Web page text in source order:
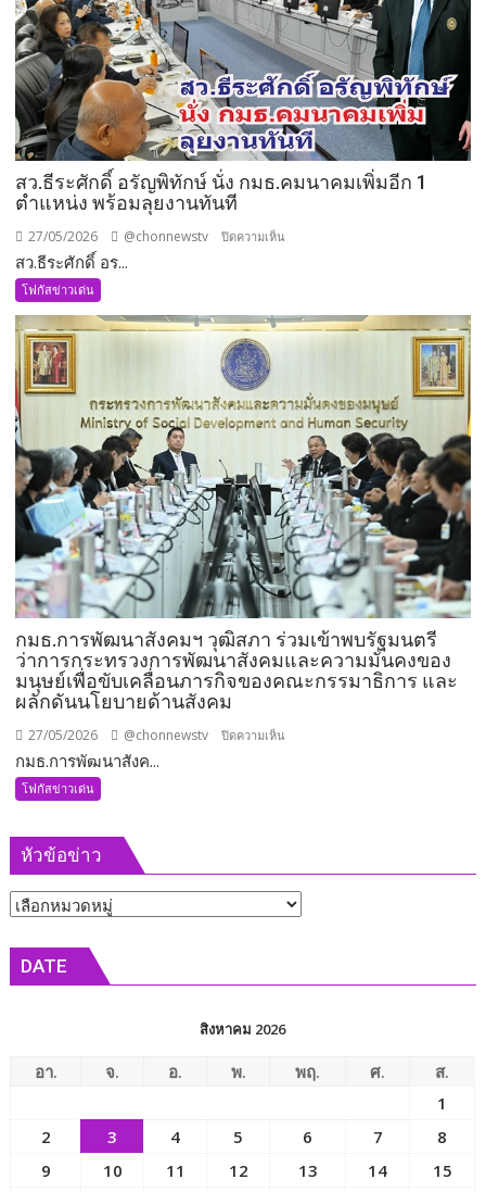
ความ
มั่นคง
แบบ
องค์
รวม
สว.ธีระศักดิ์ อรัญพิทักษ์ นั่ง กมธ.คมนาคมเพิ่มอีก 1
ตำแหน่ง พร้อมลุยงานทันที
27/05/2026 @chonnewstv ปิดความเห็น
อรัญ
กมธ.คมนาคม
เพิ่ม
1
ตำแหน่ง
พร้อม
ลุย
งาน
ทันที
สว.ธีระศักดิ์ อร...
โฟกัสข่าวเด่น
กมธ.การพัฒนาสังคมฯ วุฒิสภา ร่วมเข้าพบรัฐมนตรี
ว่าการกระทรวงการพัฒนาสังคมและความมั่นคงของ
มนุษย์เพื่อขับเคลื่อนภารกิจของคณะกรรมาธิการ และ
ผลักดันนโยบายด้านสังคม
27/05/2026 @chonnewstv ปิดความเห็น
เข้า
พบ
และ
ของ
มนุษย์
กมธ.การพัฒนาสังค...
โฟกัสข่าวเด่น
หัวข้อข่าว
หัวข้อ
DATE
สิงหาคม 2026
อา. จ. อ. พ. พฤ. ศ.
ส.
1
2
3 4 5 6 7
8
9
10 11 12 13 14
15